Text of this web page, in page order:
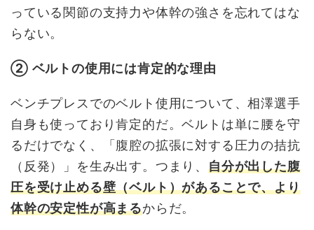
っている関節の支持力や体幹の強さを忘れてはな
らない。
② ベルトの使用には肯定的な理由
ベンチプレスでのベルト使用について、相澤選手
自身も使っており肯定的だ。ベルトは単に腰を守
るだけでなく、「腹腔の拡張に対する圧力の拮抗
（反発）」を生み出す。つまり、 自分が出した腹
圧を受け止める壁（ベルト）があることで、より
体幹の安定性が高まるからだ。